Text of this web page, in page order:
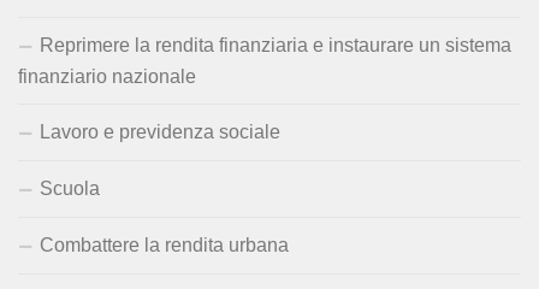
Reprimere la rendita finanziaria e instaurare un sistema
finanziario nazionale
Lavoro e previdenza sociale
Scuola
Combattere la rendita urbana